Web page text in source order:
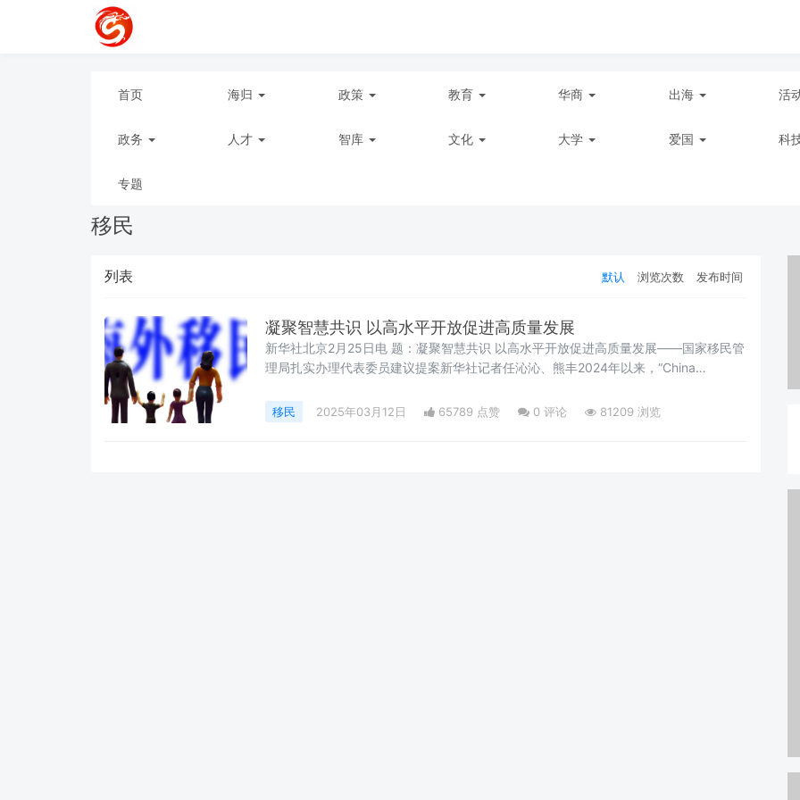
首页 海归 政策 教育 华商 出海 活
政务 人才 智库 文化 大学 爱国 科
专题
移民
列表 默认 浏览次数 发布时间
凝聚智慧共识 以高水平开放促进高质量发展
新华社北京2月25日电 题：凝聚智慧共识 以高水平开放促进高质量发展——国家移民管
理局扎实办理代表委员建议提案新华社记者任沁沁、熊丰2024年以来，“China
作为，也凝聚着社情民意的智慧共识。“进一步鼓励更多外国人赴
移民 2025年03月12日 65789 点赞 0 评论 81209 浏览